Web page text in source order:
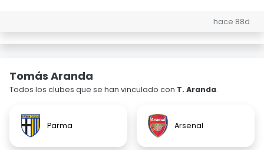
hace 88d
Tomás Aranda
Todos los clubes que se han vinculado con T. Aranda.
Parma Arsenal